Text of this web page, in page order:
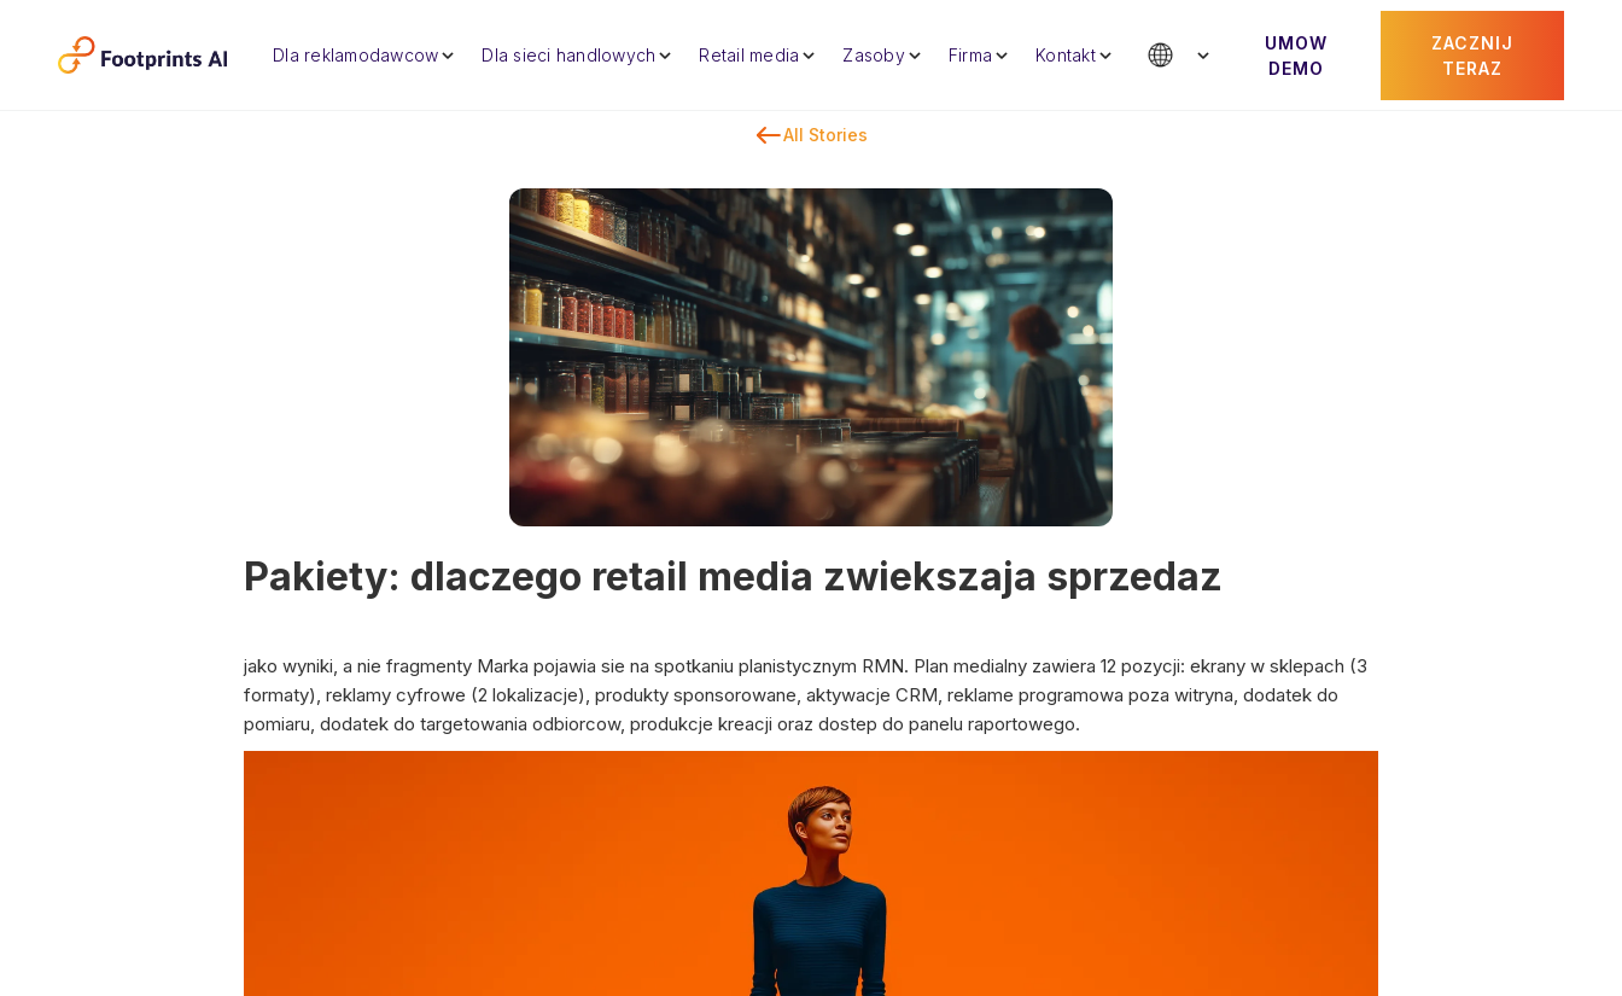
Dla reklamodawcow Dla sieci handlowych Retail media Zasoby Firma Kontakt
UMOW
DEMO
ZACZNIJ
TERAZ
All Stories
Pakiety: dlaczego retail media zwiekszaja sprzedaz
jako wyniki, a nie fragmenty Marka pojawia sie na spotkaniu planistycznym RMN. Plan medialny zawiera 12 pozycji: ekrany w sklepach (3
formaty), reklamy cyfrowe (2 lokalizacje), produkty sponsorowane, aktywacje CRM, reklame programowa poza witryna, dodatek do
pomiaru, dodatek do targetowania odbiorcow, produkcje kreacji oraz dostep do panelu raportowego.